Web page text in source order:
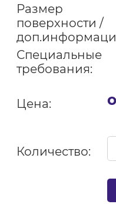
Размер
поверхности /
Специальные
требования:
Цена:
Количество: